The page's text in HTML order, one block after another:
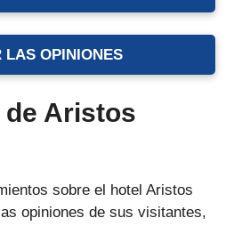
LAS OPINIONES
Aristos
sobre el hotel Aristos
opiniones de sus visitantes,